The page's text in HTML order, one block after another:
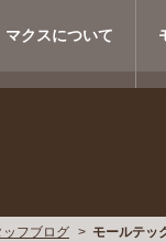
マクスについて
ッフブログ モールテッ